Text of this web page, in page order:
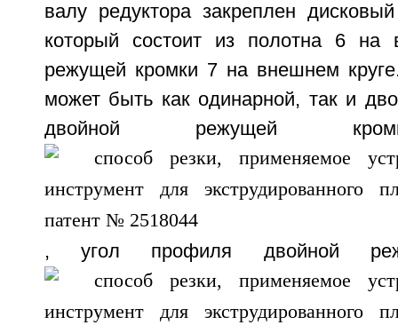
валу редуктора закреплен
который состоит из полотна 6 на
режущей кромки 7 на внешнем
может быть как одинарной, так и
двойной режущей
, угол профиля двойной